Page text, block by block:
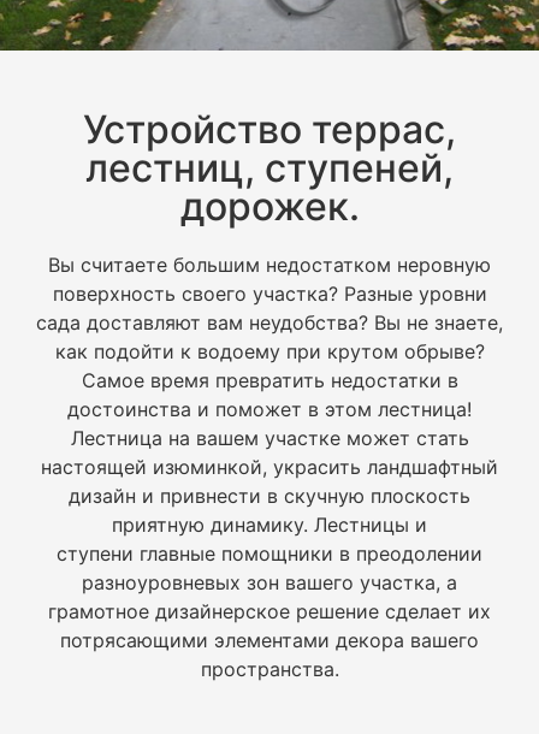
Устройство террас,
лестниц, ступеней,
дорожек.
Вы считаете большим недостатком неровную
поверхность своего участка? Разные уровни
сада доставляют вам неудобства? Вы не знаете,
как подойти к водоему при крутом обрыве?
Самое время превратить недостатки в
достоинства и поможет в этом лестница!
Лестница на вашем участке может стать
настоящей изюминкой, украсить ландшафтный
дизайн и привнести в скучную плоскость
приятную динамику. Лестницы и
ступени главные помощники в преодолении
разноуровневых зон вашего участка, а
грамотное дизайнерское решение сделает их
потрясающими элементами декора вашего
пространства.